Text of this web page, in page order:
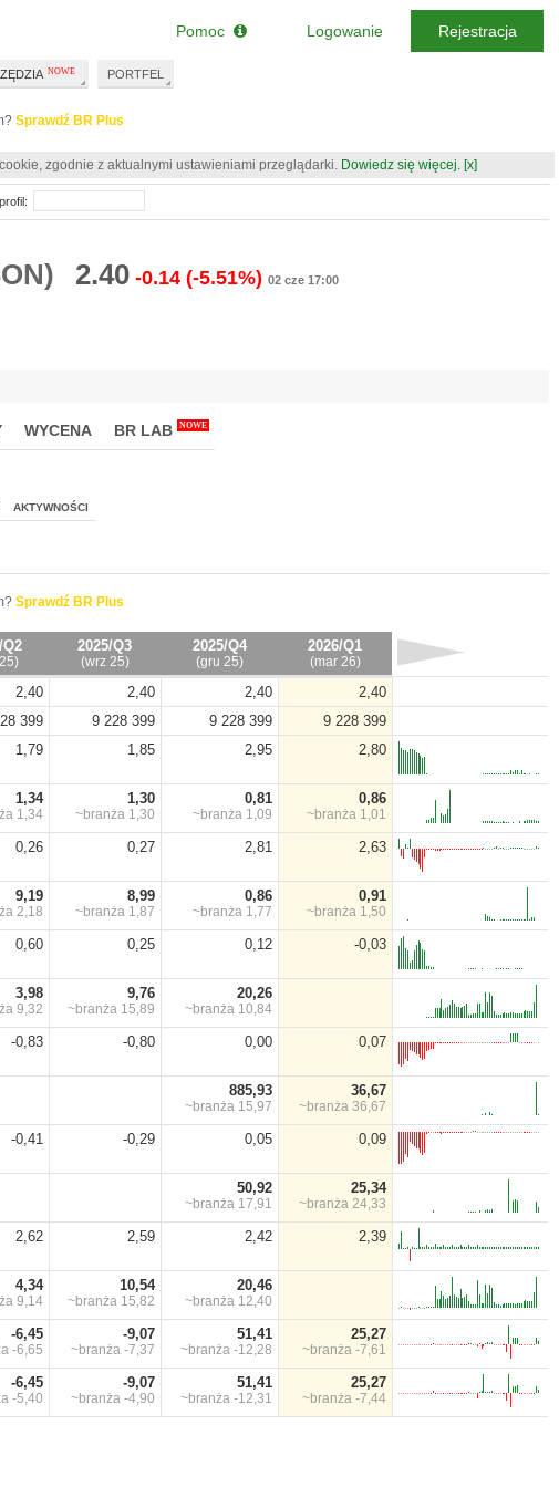
Sprawdź BR Plus
zgodnie z aktualnymi ustawieniami przeglądarki. Dowiedz się więcej. [x]
2.40 -0.14 (-5.51%) 02 cze 17:00
WYCENA BR LAB NOWE
AKTYWNOŚCI
Sprawdź BR Plus
Q2 2025/Q3
(wrz 25)
2025/Q4
(gru 25)
2026/Q1
(mar 26)
2,40 2,40 2,40
2,40
399 9 228 399 9 228 399
9 228 399
1,79 1,85 2,95 2,80
1,34
1,34
1,30
~branża 1,30
0,81
~branża 1,09
0,86
~branża 1,01
0,26 0,27 2,81 2,63
9,19
2,18
8,99
~branża 1,87
0,86
~branża 1,77
0,91
~branża 1,50
0,60 0,25 0,12 -0,03
3,98
9,32
9,76
~branża 15,89
20,26
~branża 10,84
-0,83 -0,80 0,00 0,07
885,93
~branża 15,97
36,67
~branża 36,67
-0,41 -0,29 0,05 0,09
50,92
~branża 17,91
25,34
~branża 24,33
2,62 2,59 2,42 2,39
4,34
9,14
10,54
~branża 15,82
20,46
~branża 12,40
-6,45
-6,65
-9,07
~branża -7,37
51,41
~branża -12,28
25,27
~branża -7,61
-6,45
-5,40
-9,07
~branża -4,90
51,41
~branża -12,31
25,27
~branża -7,44
PORTFEL
Pomoc Logowanie Rejestracja